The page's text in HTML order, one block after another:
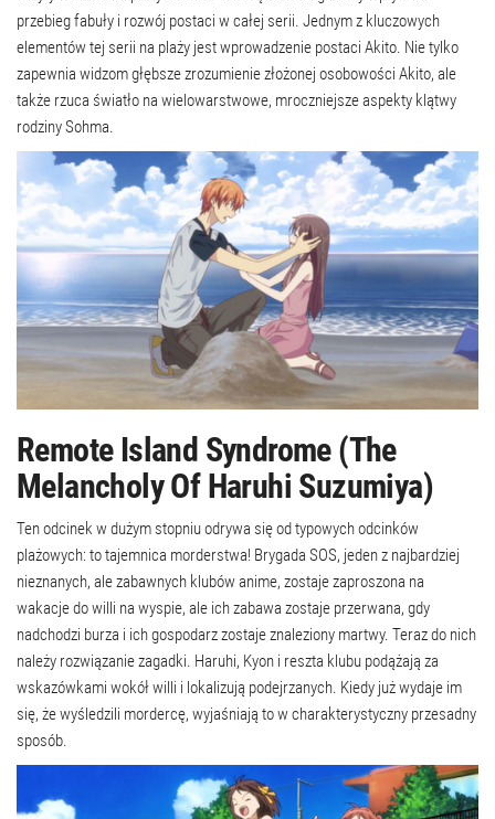
przebieg fabuły i rozwój postaci w całej serii. Jednym z kluczowych
elementów tej serii na plaży jest wprowadzenie postaci Akito. Nie tylko
zapewnia widzom głębsze zrozumienie złożonej osobowości Akito, ale
także rzuca światło na wielowarstwowe, mroczniejsze aspekty klątwy
rodziny Sohma.
Remote Island Syndrome (The
Melancholy Of Haruhi Suzumiya)
Ten odcinek w dużym stopniu odrywa się od typowych odcinków
plażowych: to tajemnica morderstwa! Brygada SOS, jeden z najbardziej
nieznanych, ale zabawnych klubów anime, zostaje zaproszona na
wakacje do willi na wyspie, ale ich zabawa zostaje przerwana, gdy
nadchodzi burza i ich gospodarz zostaje znaleziony martwy. Teraz do nich
należy rozwiązanie zagadki. Haruhi, Kyon i reszta klubu podążają za
wskazówkami wokół willi i lokalizują podejrzanych. Kiedy już wydaje im
się, że wyśledzili mordercę, wyjaśniają to w charakterystyczny przesadny
sposób.